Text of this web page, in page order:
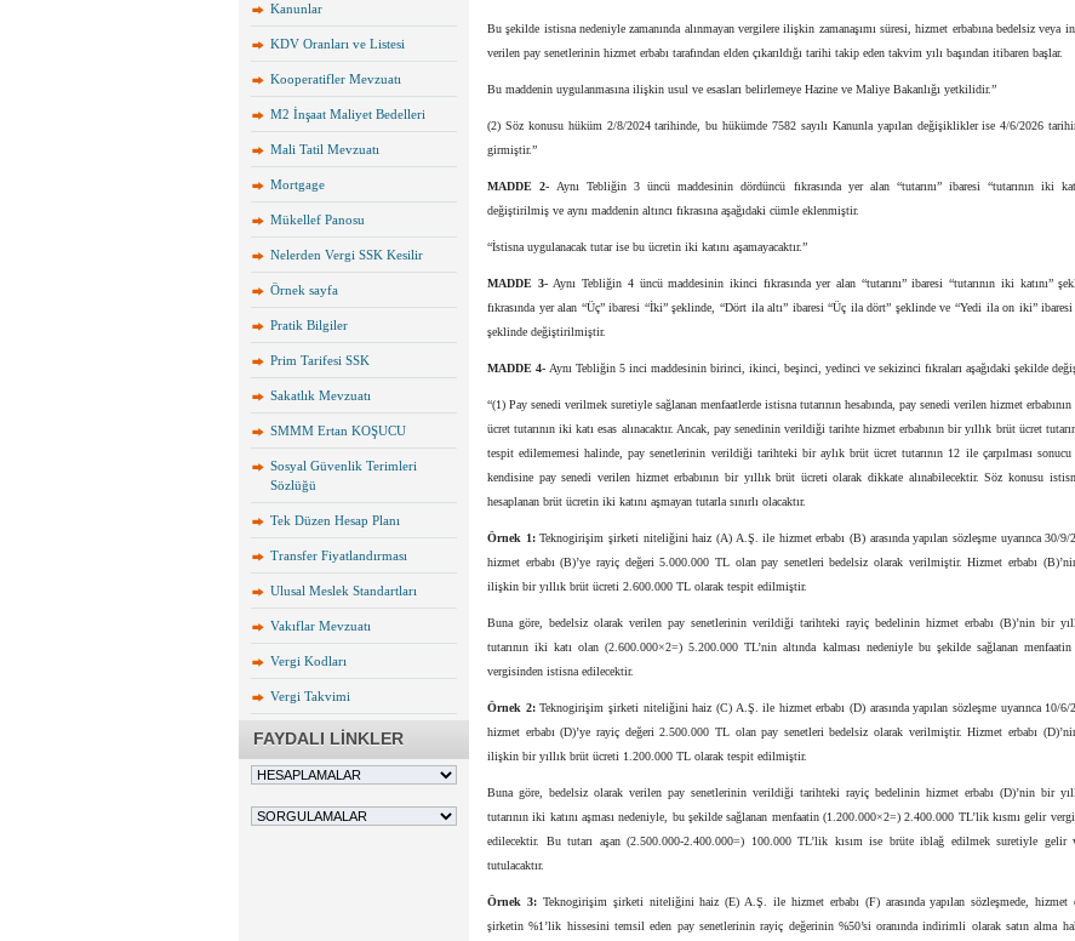
Kanunlar
KDV Oranları ve Listesi
Kooperatifler Mevzuatı
M2 İnşaat Maliyet Bedelleri
Mali Tatil Mevzuatı
Mortgage
Mükellef Panosu
Nelerden Vergi SSK Kesilir
Örnek sayfa
Pratik Bilgiler
Prim Tarifesi SSK
Sakatlık Mevzuatı
SMMM Ertan KOŞUCU
Sosyal Güvenlik Terimleri
Sözlüğü
Tek Düzen Hesap Planı
Transfer Fiyatlandırması
Ulusal Meslek Standartları
Vakıflar Mevzuatı
Vergi Kodları
Vergi Takvimi
FAYDALI LİNKLER
Bu şekilde istisna nedeniyle zamanında alınmayan vergilere ilişkin zamanaşımı süresi, hizmet erbabına bedelsiz veya
verilen pay senetlerinin hizmet erbabı tarafından elden çıkarıldığı tarihi takip eden takvim yılı başından itibaren başlar.
Bu maddenin uygulanmasına ilişkin usul ve esasları belirlemeye Hazine ve Maliye Bakanlığı yetkilidir.”
(2) Söz konusu hüküm 2/8/2024 tarihinde, bu hükümde 7582 sayılı Kanunla yapılan değişiklikler ise 4/6/2026
girmiştir.”
MADDE 2- Aynı Tebliğin 3 üncü maddesinin dördüncü fıkrasında yer alan “tutarını” ibaresi “tutarının iki
değiştirilmiş ve aynı maddenin altıncı fıkrasına aşağıdaki cümle eklenmiştir.
“İstisna uygulanacak tutar ise bu ücretin iki katını aşamayacaktır.”
MADDE 3-Aynı Tebliğin 4 üncü maddesinin ikinci fıkrasında yer alan “tutarını” ibaresi “tutarının iki katını”
fıkrasında yer alan “Üç” ibaresi “İki” şeklinde, “Dört ila altı” ibaresi “Üç ila dört” şeklinde ve “Yedi ila on iki”
şeklinde değiştirilmiştir.
MADDE 4- Aynı Tebliğin 5 inci maddesinin birinci, ikinci, beşinci, yedinci ve sekizinci fıkraları aşağıdaki şekilde
“(1) Pay senedi verilmek suretiyle sağlanan menfaatlerde istisna tutarının hesabında, pay senedi verilen hizmet
ücret tutarının iki katı esas alınacaktır. Ancak, pay senedinin verildiği tarihte hizmet erbabının bir yıllık brüt ücret
tespit edilememesi halinde, pay senetlerinin verildiği tarihteki bir aylık brüt ücret tutarının 12 ile çarpılması
kendisine pay senedi verilen hizmet erbabının bir yıllık brüt ücreti olarak dikkate alınabilecektir. Söz konusu
hesaplanan brüt ücretin iki katını aşmayan tutarla sınırlı olacaktır.
Örnek 1:Teknogirişim şirketi niteliğini haiz (A) A.Ş. ile hizmet erbabı (B) arasında yapılan sözleşme uyarınca 30/9/
hizmet erbabı (B)’ye rayiç değeri 5.000.000 TL olan pay senetleri bedelsiz olarak verilmiştir. Hizmet erbabı
ilişkin bir yıllık brüt ücreti 2.600.000 TL olarak tespit edilmiştir.
Buna göre, bedelsiz olarak verilen pay senetlerinin verildiği tarihteki rayiç bedelinin hizmet erbabı (B)’nin bir
tutarının iki katı olan (2.600.000×2=) 5.200.000 TL’nin altında kalması nedeniyle bu şekilde sağlanan
vergisinden istisna edilecektir.
Örnek 2:Teknogirişim şirketi niteliğini haiz (C) A.Ş. ile hizmet erbabı (D) arasında yapılan sözleşme uyarınca 10/6/
hizmet erbabı (D)’ye rayiç değeri 2.500.000 TL olan pay senetleri bedelsiz olarak verilmiştir. Hizmet erbabı
ilişkin bir yıllık brüt ücreti 1.200.000 TL olarak tespit edilmiştir.
Buna göre, bedelsiz olarak verilen pay senetlerinin verildiği tarihteki rayiç bedelinin hizmet erbabı (D)’nin bir
tutarının iki katını aşması nedeniyle, bu şekilde sağlanan menfaatin (1.200.000×2=) 2.400.000 TL’lik kısmı gelir
edilecektir. Bu tutarı aşan (2.500.000-2.400.000=) 100.000 TL’lik kısım ise brüte iblağ edilmek suretiyle gelir
tutulacaktır.
Örnek 3:Teknogirişim şirketi niteliğini haiz (E) A.Ş. ile hizmet erbabı (F) arasında yapılan sözleşmede, hizmet
şirketin %1’lik hissesini temsil eden pay senetlerinin rayiç değerinin %50’si oranında indirimli olarak satın alma